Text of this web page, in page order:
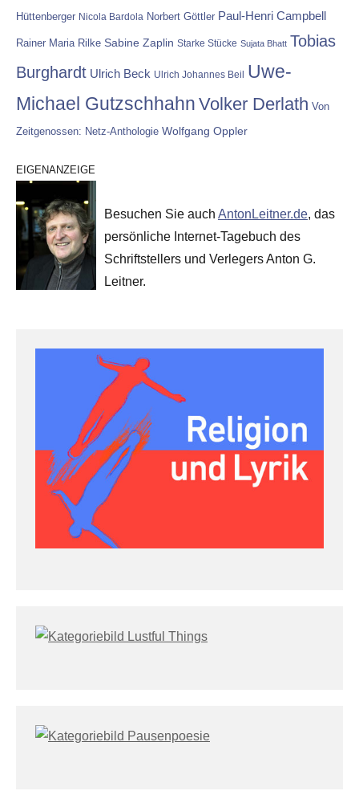
Hüttenberger Nicola Bardola Norbert Göttler Paul-Henri Campbell
Rainer Maria Rilke Sabine Zaplin Starke Stücke Sujata Bhatt Tobias
Burghardt Ulrich Beck Ulrich Johannes Beil Uwe-
Michael Gutzschhahn Volker Derlath Von
Zeitgenossen: Netz-Anthologie Wolfgang Oppler
EIGENANZEIGE
Besuchen Sie auch AntonLeitner.de, das
persönliche Internet-Tagebuch des
Schriftstellers und Verlegers Anton G.
Leitner.